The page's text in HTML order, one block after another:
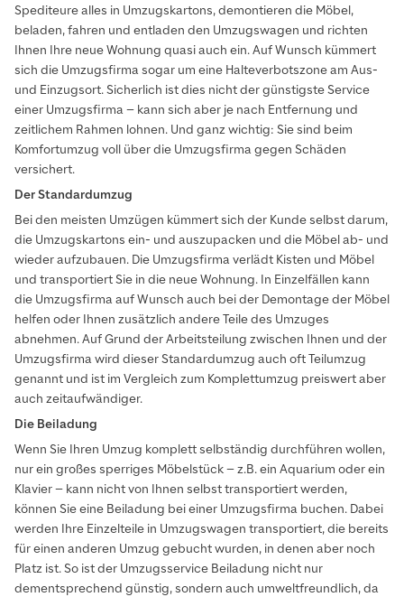
Spediteure alles in Umzugskartons, demontieren die Möbel,
beladen, fahren und entladen den Umzugswagen und richten
Ihnen Ihre neue Wohnung quasi auch ein. Auf Wunsch kümmert
sich die Umzugsfirma sogar um eine Halteverbotszone am Aus-
und Einzugsort. Sicherlich ist dies nicht der günstigste Service
einer Umzugsfirma – kann sich aber je nach Entfernung und
zeitlichem Rahmen lohnen. Und ganz wichtig: Sie sind beim
Komfortumzug voll über die Umzugsfirma gegen Schäden
versichert.
Der Standardumzug
Bei den meisten Umzügen kümmert sich der Kunde selbst darum,
die Umzugskartons ein- und auszupacken und die Möbel ab- und
wieder aufzubauen. Die Umzugsfirma verlädt Kisten und Möbel
und transportiert Sie in die neue Wohnung. In Einzelfällen kann
die Umzugsfirma auf Wunsch auch bei der Demontage der Möbel
helfen oder Ihnen zusätzlich andere Teile des Umzuges
abnehmen. Auf Grund der Arbeitsteilung zwischen Ihnen und der
Umzugsfirma wird dieser Standardumzug auch oft Teilumzug
genannt und ist im Vergleich zum Komplettumzug preiswert aber
auch zeitaufwändiger.
Die Beiladung
Wenn Sie Ihren Umzug komplett selbständig durchführen wollen,
nur ein großes sperriges Möbelstück – z.B. ein Aquarium oder ein
Klavier – kann nicht von Ihnen selbst transportiert werden,
können Sie eine Beiladung bei einer Umzugsfirma buchen. Dabei
werden Ihre Einzelteile in Umzugswagen transportiert, die bereits
für einen anderen Umzug gebucht wurden, in denen aber noch
Platz ist. So ist der Umzugsservice Beiladung nicht nur
dementsprechend günstig, sondern auch umweltfreundlich, da